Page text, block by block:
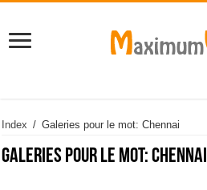
Index / Galeries pour le mot: Chennai
Galeries pour le mot:Chennai